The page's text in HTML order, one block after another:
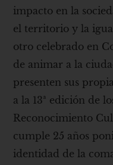
impacto en la
el territorio y la
otro celebrado en
de animar a la
presenten sus
a la 13ª edición de
Reconocimiento
cumple 25 años
identidad de la